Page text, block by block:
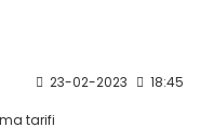
23-02-2023 18:45